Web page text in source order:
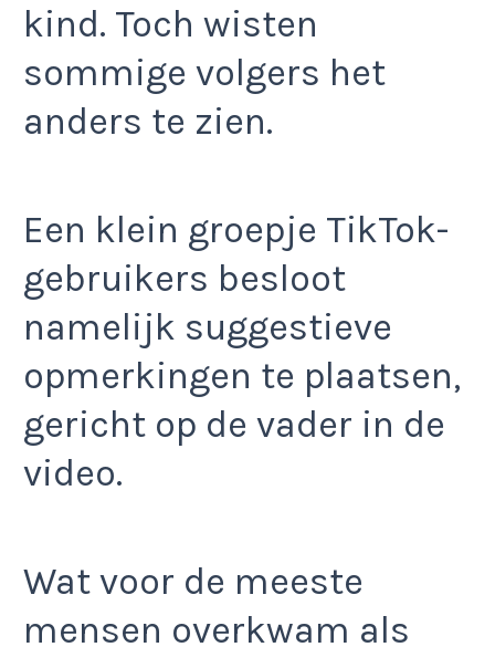
kind. Toch wisten
sommige volgers het
anders te zien.
Een klein groepje TikTok-
gebruikers besloot
namelijk suggestieve
opmerkingen te plaatsen,
gericht op de vader in de
video.
Wat voor de meeste
mensen overkwam als